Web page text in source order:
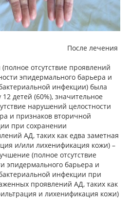
После лечения
отсутствие проявлений
эпидермального барьера и
инфекции) была
детей (60%), значительное
нарушений целостности
и признаков вторичной
при сохранении
АД, таких как едва заметная
и/или лихенификация кожи) –
(полное отсутствие
эпидермального барьера и
инфекции при
проявлений АД, таких как
и лихенификация кожи)